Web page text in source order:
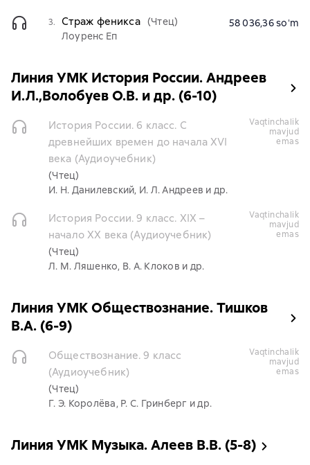
3. Страж феникса (Чтец)
Лоуренс Еп
58 036,36 soʻm
Линия УМК История России. Андреев
И.Л.,Волобуев О.В. и др. (6-10)
История России. 6 класс. С
древнейших времен до начала XVI
века (Аудиоучебник)
(Чтец)
И. Н. Данилевский, И. Л. Андреев и др.
vaqtinchalik
mavjud
emas
История России. 9 класс. XIX –
начало XX века (Аудиоучебник)
(Чтец)
Л. М. Ляшенко, В. А. Клоков и др.
vaqtinchalik
mavjud
emas
Линия УМК Обществознание. Тишков
В.А. (6-9)
Обществознание. 9 класс
(Аудиоучебник)
(Чтец)
Г. Э. Королёва, Р. С. Гринберг и др.
vaqtinchalik
mavjud
emas
Линия УМК Музыка. Алеев В.В. (5-8)